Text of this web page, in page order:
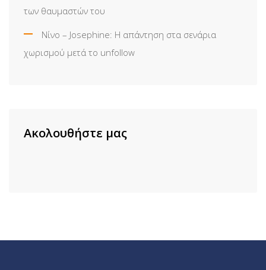
των θαυμαστών του
Νίνο – Josephine: Η απάντηση στα σενάρια
χωρισμού μετά το unfollow
Ακολουθήστε μας